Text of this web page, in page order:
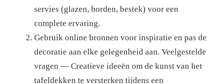
servies (glazen, borden, bestek) voor een
complete ervaring.
Gebruik online bronnen voor inspiratie en pas de
decoratie aan elke gelegenheid aan. Veelgestelde
vragen — Creatieve ideeën om de kunst van het
tafeldekken te versterken tijdens een